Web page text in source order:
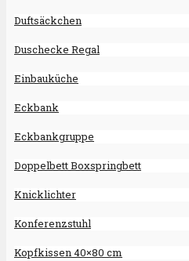
Duftsäckchen
Duschecke Regal
Einbauküche
Eckbank
Eckbankgruppe
Doppelbett Boxspringbett
Knicklichter
Konferenzstuhl
Kopfkissen 40×80 cm